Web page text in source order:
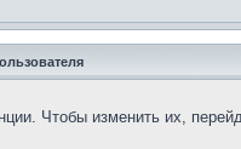
Чтобы изменить их,